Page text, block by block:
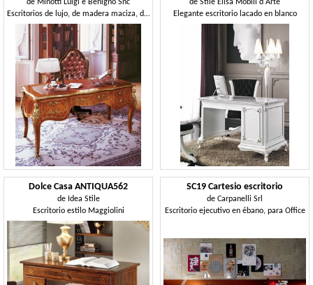
de Minotti Luigi e Benigno Snc
Escritorios de lujo, de madera maciza, decoradas a mano
de Stile Elisa Mobili d'Arte
Elegante escritorio lacado en blanco
Dolce Casa ANTIQUA562
de Idea Stile
Escritorio estilo Maggiolini
SC19 Cartesio escritorio
de Carpanelli Srl
Escritorio ejecutivo en ébano, para Office